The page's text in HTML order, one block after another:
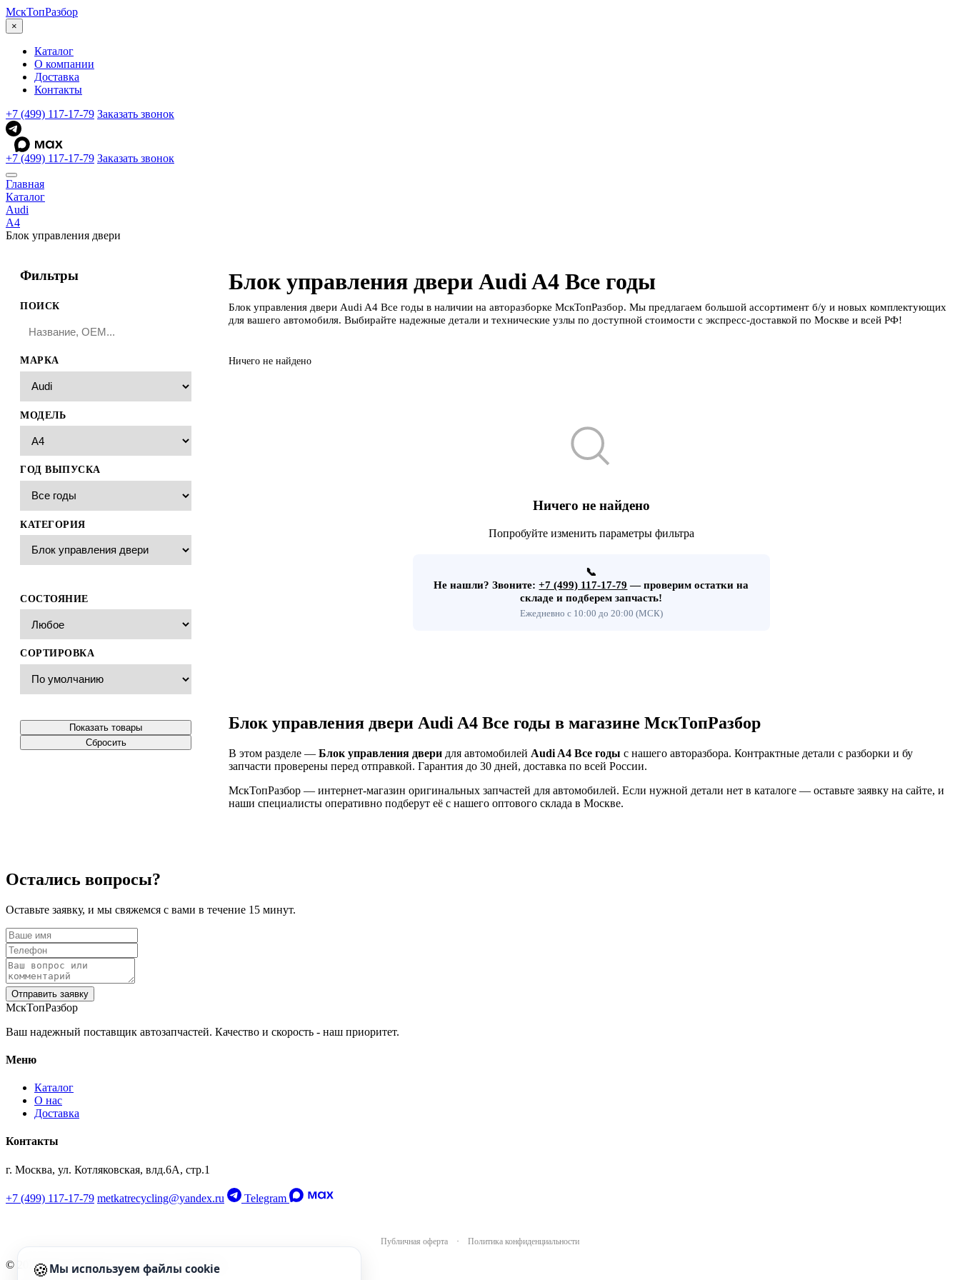
МскТопРазбор
×
Каталог
О компании
Доставка
Контакты
+7 (499) 117-17-79 Заказать звонок
+7 (499) 117-17-79 Заказать звонок
Главная
Каталог
Audi
A4
Блок управления двери
Фильтры
ПОИСК
МАРКА
МОДЕЛЬ
ГОД ВЫПУСКА
КАТЕГОРИЯ
СОСТОЯНИЕ
СОРТИРОВКА
Показать товары
Сбросить
Блок управления двери Audi A4 Все годы
Блок управления двери Audi A4 Все годы в наличии на авторазборке МскТопРазбор. Мы предлагаем большой ассортимент б/у и новых комплектующих
для вашего автомобиля. Выбирайте надежные детали и технические узлы по доступной стоимости с экспресс-доставкой по Москве и всей РФ!
Ничего не найдено
Ничего не найдено
Попробуйте изменить параметры фильтра
📞
Не нашли?Звоните:+7 (499) 117-17-79 — проверим остатки на
складе и подберем запчасть!
Ежедневно с 10:00 до 20:00 (МСК)
Блок управления двери Audi A4 Все годы в магазине МскТопРазбор
В этом разделе — Блок управления двери для автомобилей Audi A4 Все годы с нашего авторазбора. Контрактные детали с разборки и бу
запчасти проверены перед отправкой. Гарантия до 30 дней, доставка по всей России.
МскТопРазбор — интернет-магазин оригинальных запчастей для автомобилей. Если нужной детали нет в каталоге — оставьте заявку на сайте, и
наши специалисты оперативно подберут её с нашего оптового склада в Москве.
Остались вопросы?
Оставьте заявку, и мы свяжемся с вами в течение 15 минут.
Отправить заявку
МскТопРазбор
Ваш надежный поставщик автозапчастей. Качество и скорость - наш приоритет.
Меню
Каталог
О нас
Доставка
Контакты
г. Москва, ул. Котляковская, влд.6А, стр.1
+7 (499) 117-17-79 metkatrecycling@yandex.ru Telegram
Публичная оферта · Политика конфиденциальности
© 2026 МскТопРазбор. Все права защищены.
🍪 Мы используем файлы cookie